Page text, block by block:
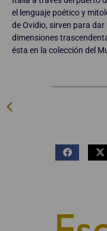
el lenguaje poético y
de Ovidio, sirven para
dimensiones
ésta en la colección del